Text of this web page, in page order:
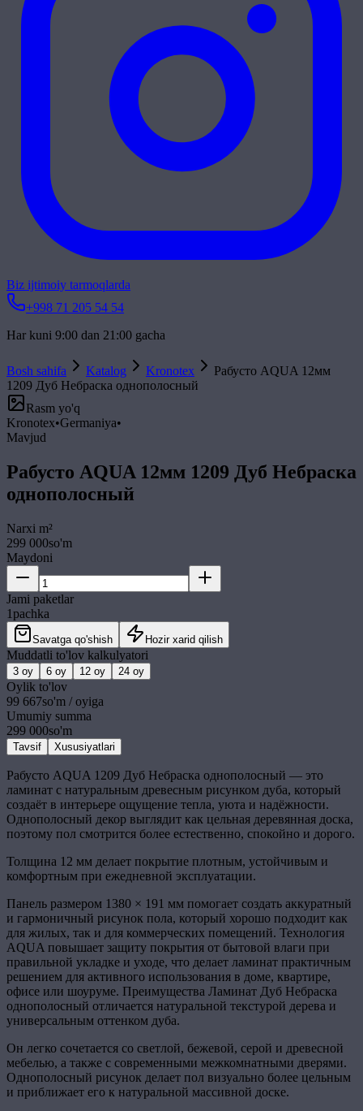
Biz ijtimoiy tarmoqlarda
+998 71 205 54 54
Har kuni 9:00 dan 21:00 gacha
Bosh sahifa Katalog Kronotex
Рабусто AQUA 12мм
1209 Дуб Небраска однополосный
Rasm yo'q
Kronotex•Germaniya•
Mavjud
Рабусто AQUA 12мм 1209 Дуб Небраска
однополосный
Narxi m²
299 000so'm
Maydoni
Jami paketlar
1pachka
Savatga qo'shish Hozir xarid qilish
Muddatli to'lov kalkulyatori
3 oy 6 oy 12 oy 24 oy
Oylik to'lov
99 667so'm / oyiga
Umumiy summa
299 000so'm
Tavsif Xususiyatlari
Рабусто AQUA 1209 Дуб Небраска однополосный — это
ламинат с натуральным древесным рисунком дуба, который
создаёт в интерьере ощущение тепла, уюта и надёжности.
Однополосный декор выглядит как цельная деревянная доска,
поэтому пол смотрится более естественно, спокойно и дорого.
Толщина 12 мм делает покрытие плотным, устойчивым и
комфортным при ежедневной эксплуатации.
Панель размером 1380 × 191 мм помогает создать аккуратный
и гармоничный рисунок пола, который хорошо подходит как
для жилых, так и для коммерческих помещений. Технология
AQUA повышает защиту покрытия от бытовой влаги при
правильной укладке и уходе, что делает ламинат практичным
решением для активного использования в доме, квартире,
офисе или шоуруме. Преимущества Ламинат Дуб Небраска
однополосный отличается натуральной текстурой дерева и
универсальным оттенком дуба.
Он легко сочетается со светлой, бежевой, серой и древесной
мебелью, а также с современными межкомнатными дверями.
Однополосный рисунок делает пол визуально более цельным
и приближает его к натуральной массивной доске.